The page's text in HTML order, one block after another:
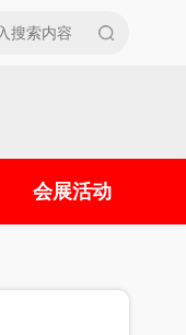
会展活动